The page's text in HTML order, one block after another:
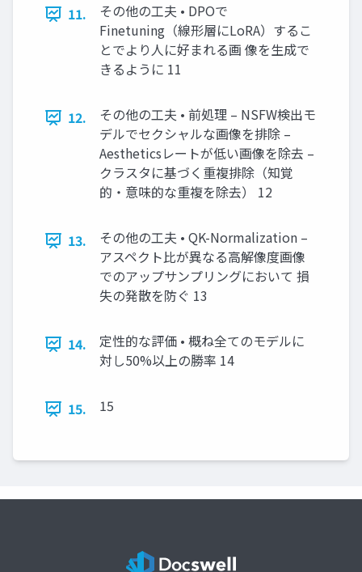
11.
その他の工夫 • DPOで
Finetuning（線形層にLoRA）するこ
とでより人に好まれる画 像を生成で
きるように 11
12.
その他の工夫 • 前処理 – NSFW検出モ
デルでセクシャルな画像を排除 –
Aestheticsレートが低い画像を除去 –
クラスタに基づく重複排除（知覚
的・意味的な重複を除去） 12
13.
その他の工夫 • QK-Normalization –
アスペクト比が異なる高解像度画像
でのアップサンプリングにおいて 損
失の発散を防ぐ 13
14.
定性的な評価 • 概ね全てのモデルに
対し50%以上の勝率 14
15. 15